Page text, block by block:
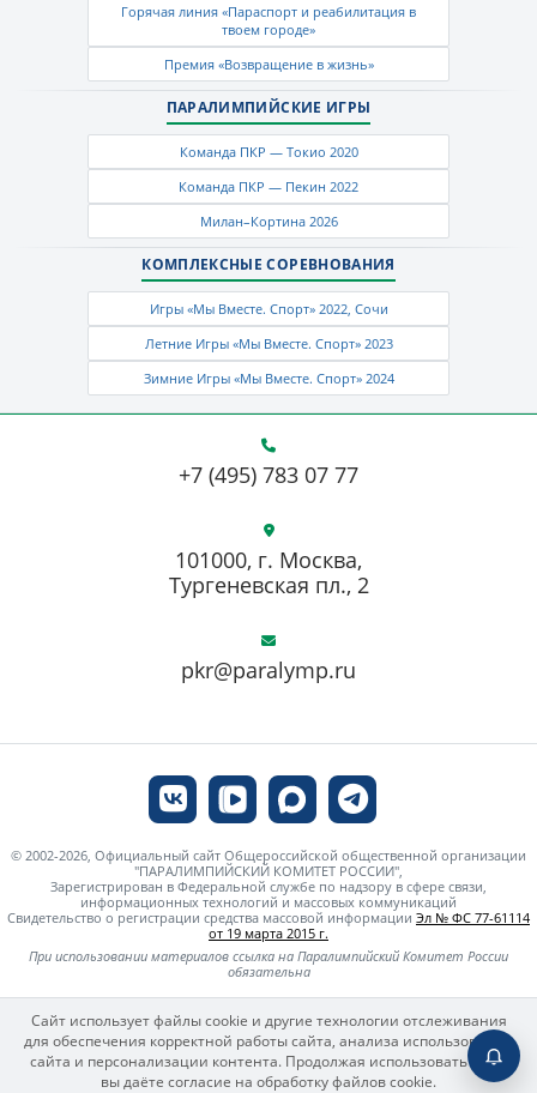
Горячая линия «Параспорт и реабилитация в
твоем городе»
Премия «Возвращение в жизнь»
ПАРАЛИМПИЙСКИЕ ИГРЫ
Команда ПКР — Токио 2020
Команда ПКР — Пекин 2022
Милан–Кортина 2026
КОМПЛЕКСНЫЕ СОРЕВНОВАНИЯ
Игры «Мы Вместе. Спорт» 2022, Сочи
Летние Игры «Мы Вместе. Спорт» 2023
Зимние Игры «Мы Вместе. Спорт» 2024
+7 (495) 783 07 77
pkr@paralymp.ru
101000, г. Москва,
Тургеневская пл., 2
© 2002-2026, Официальный сайт Общероссийской общественной организации
"ПАРАЛИМПИЙСКИЙ КОМИТЕТ РОССИИ",
Зарегистрирован в Федеральной службе по надзору в сфере связи,
информационных технологий и массовых коммуникаций
Свидетельство о регистрации средства массовой информации Эл № ФС 77-61114
от 19 марта 2015 г.
При использовании материалов ссылка на Паралимпийский Комитет России
обязательна
Сайт использует файлы cookie и другие технологии отслеживания
для обеспечения корректной работы сайта, анализа использования
сайта и персонализации контента. Продолжая использовать сайт,
вы даёте согласие на обработку файлов cookie.